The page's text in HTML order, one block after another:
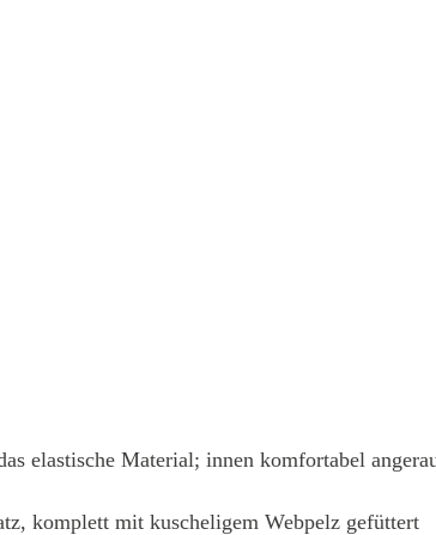
elastische Material; innen komfortabel
komplett mit kuscheligem Webpelz gefüttert